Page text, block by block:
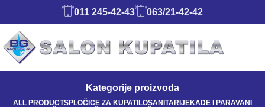
011 245-42-43 063/21-42-42
Kategorije proizvoda
ALL PRODUCTSPLOČICE ZA KUPATILOSANITARIJEKADE I PARAVANI